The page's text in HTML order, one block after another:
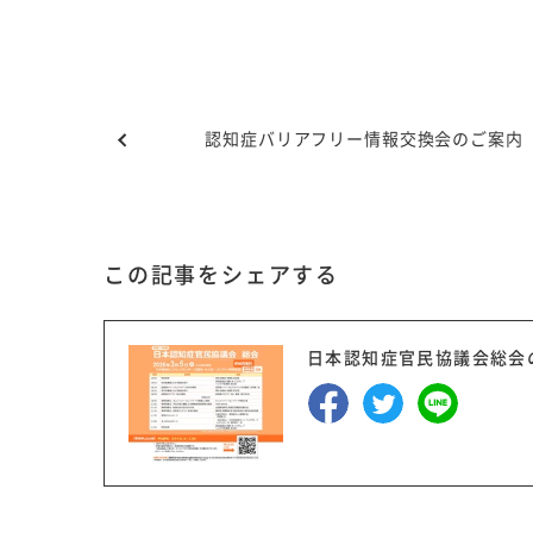
認知症バリアフリー情報交換会のご案内
この記事をシェアする
日本認知症官民協議会総会